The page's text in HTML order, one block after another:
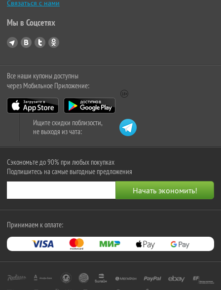
Связаться с нами
Мы в Соцсетях
Все наши купоны доступны
через Мобильное Приложение:
Ищите скидки поблизости,
не выходя из чата:
Сэкономьте до 90% при любых покупках
Подпишитесь на самые выгодные предложения
Принимаем к оплате: